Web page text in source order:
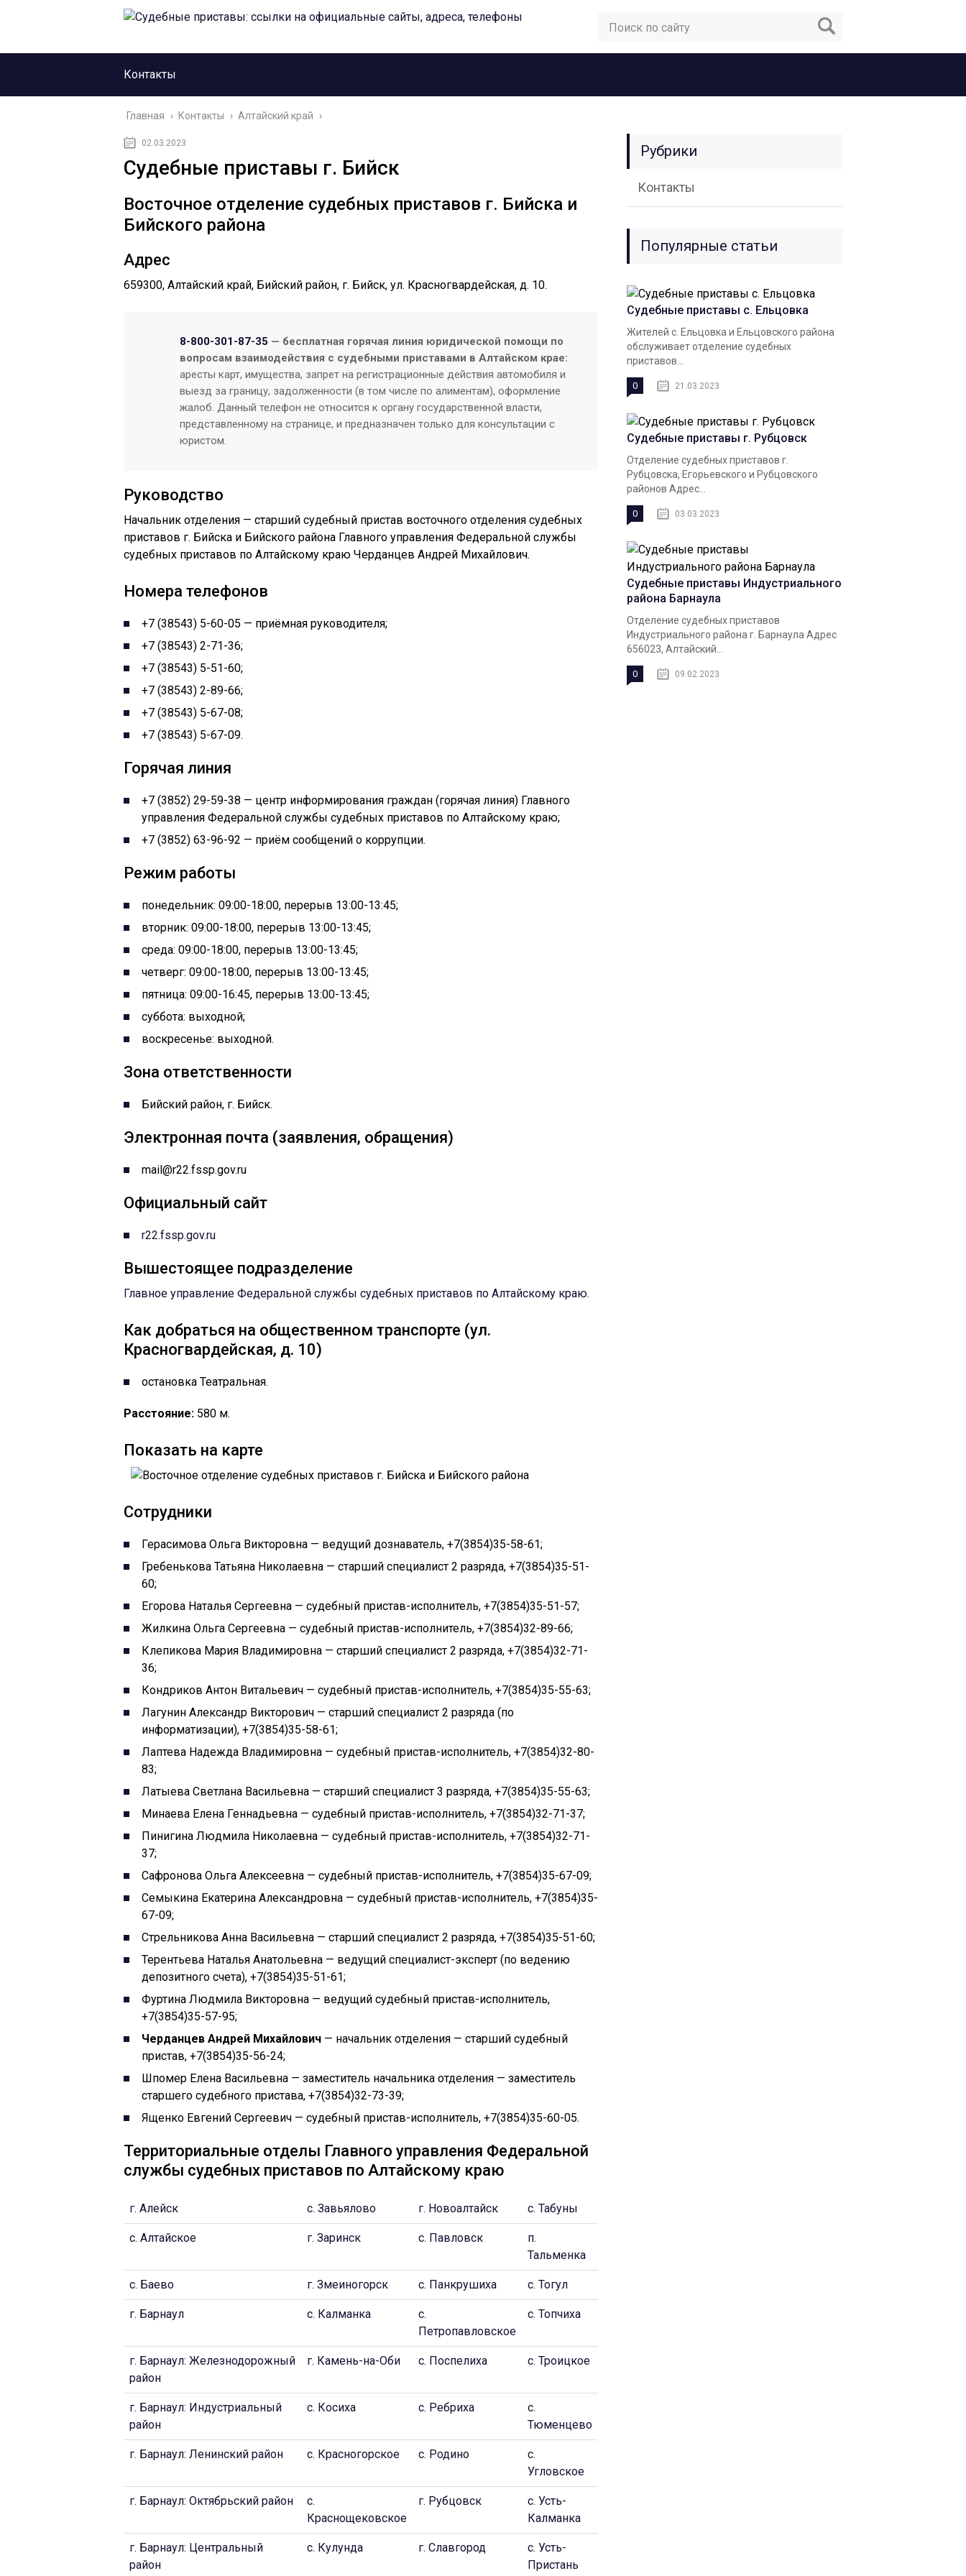
Контакты
Главная › Контакты › Алтайский край ›
02.03.2023
Судебные приставы г. Бийск
Восточное отделение судебных приставов г. Бийска и
Бийского района
Адрес
659300, Алтайский край, Бийский район, г. Бийск, ул. Красногвардейская, д. 10.
8-800-301-87-35 — бесплатная горячая линия юридической помощи по
вопросам взаимодействия с судебными приставами в Алтайском крае:
аресты карт, имущества, запрет на регистрационные действия автомобиля и
выезд за границу, задолженности (в том числе по алиментам), оформление
жалоб. Данный телефон не относится к органу государственной власти,
представленному на странице, и предназначен только для консультации с
юристом.
Руководство
Начальник отделения — старший судебный пристав восточного отделения судебных
приставов г. Бийска и Бийского района Главного управления Федеральной службы
судебных приставов по Алтайскому краю Черданцев Андрей Михайлович.
Номера телефонов
+7 (38543) 5-60-05 — приёмная руководителя;
+7 (38543) 2-71-36;
+7 (38543) 5-51-60;
+7 (38543) 2-89-66;
+7 (38543) 5-67-08;
+7 (38543) 5-67-09.
Горячая линия
+7 (3852) 29-59-38 — центр информирования граждан (горячая линия) Главного
управления Федеральной службы судебных приставов по Алтайскому краю;
+7 (3852) 63-96-92 — приём сообщений о коррупции.
Режим работы
понедельник: 09:00-18:00, перерыв 13:00-13:45;
вторник: 09:00-18:00, перерыв 13:00-13:45;
среда: 09:00-18:00, перерыв 13:00-13:45;
четверг: 09:00-18:00, перерыв 13:00-13:45;
пятница: 09:00-16:45, перерыв 13:00-13:45;
суббота: выходной;
воскресенье: выходной.
Зона ответственности
Бийский район, г. Бийск.
Электронная почта (заявления, обращения)
mail@r22.fssp.gov.ru
Официальный сайт
r22.fssp.gov.ru
Вышестоящее подразделение
Главное управление Федеральной службы судебных приставов по Алтайскому краю.
Как добраться на общественном транспорте (ул.
Красногвардейская, д. 10)
остановка Театральная.
Расстояние: 580 м.
Показать на карте
Сотрудники
Герасимова Ольга Викторовна — ведущий дознаватель, +7(3854)35-58-61;
Гребенькова Татьяна Николаевна — старший специалист 2 разряда, +7(3854)35-51-
60;
Егорова Наталья Сергеевна — судебный пристав-исполнитель, +7(3854)35-51-57;
Жилкина Ольга Сергеевна — судебный пристав-исполнитель, +7(3854)32-89-66;
Клепикова Мария Владимировна — старший специалист 2 разряда, +7(3854)32-71-
36;
Кондриков Антон Витальевич — судебный пристав-исполнитель, +7(3854)35-55-63;
Лагунин Александр Викторович — старший специалист 2 разряда (по
информатизации), +7(3854)35-58-61;
Лаптева Надежда Владимировна — судебный пристав-исполнитель, +7(3854)32-80-
83;
Латыева Светлана Васильевна — старший специалист 3 разряда, +7(3854)35-55-63;
Минаева Елена Геннадьевна — судебный пристав-исполнитель, +7(3854)32-71-37;
Пинигина Людмила Николаевна — судебный пристав-исполнитель, +7(3854)32-71-
37;
Сафронова Ольга Алексеевна — судебный пристав-исполнитель, +7(3854)35-67-09;
Семыкина Екатерина Александровна — судебный пристав-исполнитель, +7(3854)35-
67-09;
Стрельникова Анна Васильевна — старший специалист 2 разряда, +7(3854)35-51-60;
Терентьева Наталья Анатольевна — ведущий специалист-эксперт (по ведению
депозитного счета), +7(3854)35-51-61;
Фуртина Людмила Викторовна — ведущий судебный пристав-исполнитель,
+7(3854)35-57-95;
Черданцев Андрей Михайлович — начальник отделения — старший судебный
пристав, +7(3854)35-56-24;
Шпомер Елена Васильевна — заместитель начальника отделения — заместитель
старшего судебного пристава, +7(3854)32-73-39;
Ященко Евгений Сергеевич — судебный пристав-исполнитель, +7(3854)35-60-05.
Территориальные отделы Главного управления Федеральной
службы судебных приставов по Алтайскому краю
г. Алейск с. Завьялово г. Новоалтайск c. Табуны
с. Алтайское г. Заринск c. Павловск
п.
Тальменка
с. Баево г. Змеиногорск c. Панкрушиха c. Тогул
г. Барнаул с. Калманка
c.
Петропавловское
с. Топчиха
г. Барнаул: Железнодорожный
район
г. Камень-на-Оби с. Поспелиха с. Троицкое
г. Барнаул: Индустриальный
район
c. Косиха c. Ребриха
c.
Тюменцево
г. Барнаул: Ленинский район с. Красногорское c. Родино
c.
Угловское
г. Барнаул: Октябрьский район
c.
Краснощековское
г. Рубцовск
c. Усть-
Калманка
г. Барнаул: Центральный
район
с. Кулунда г. Славгород
c. Усть-
Пристань
Рубрики
Контакты
Популярные статьи
Судебные приставы c. Ельцовка
Жителей c. Ельцовка и Ельцовского района
обслуживает отделение судебных
приставов...
0 21.03.2023
Судебные приставы г. Рубцовск
Отделение судебных приставов г.
Рубцовска, Егорьевского и Рубцовского
районов Адрес...
0 03.03.2023
Судебные приставы Индустриального
района Барнаула
Отделение судебных приставов
Индустриального района г. Барнаула Адрес
656023, Алтайский...
0 09.02.2023